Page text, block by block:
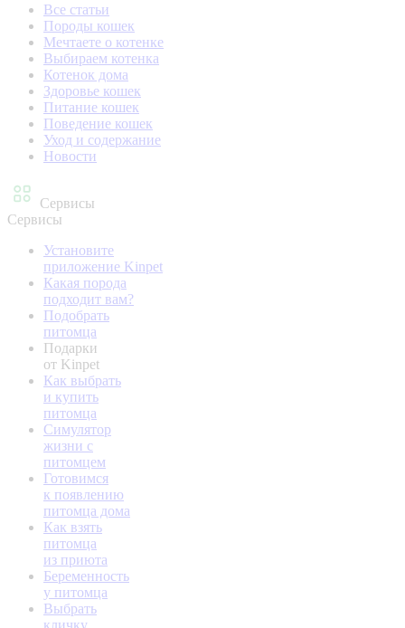
Все статьи
Породы кошек
Мечтаете о котенке
Выбираем котенка
Котенок дома
Здоровье кошек
Питание кошек
Поведение кошек
Уход и содержание
Новости
Сервисы
Сервисы
Установите
приложение Kinpet
Какая порода
подходит вам?
Подобрать
питомца
Подарки
от Kinpet
Как выбрать
и купить
питомца
Симулятор
жизни с
питомцем
Готовимся
к появлению
питомца дома
Как взять
питомца
из приюта
Беременность
у питомца
Выбрать
кличку